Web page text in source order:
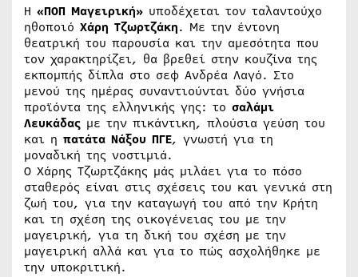
H «ΠΟΠ Μαγειρική» υποδέχεται τον ταλαντούχο
ηθοποιό Χάρη Τζωρτζάκη. Με την έντονη
θεατρική του παρουσία και την αμεσότητα που
τον χαρακτηρίζει, θα βρεθεί στην κουζίνα της
εκπομπής δίπλα στο σεφ Ανδρέα Λαγό. Στο
μενού της ημέρας συναντιούνται δύο γνήσια
προϊόντα της ελληνικής γης: το σαλάμι
Λευκάδας με την πικάντικη, πλούσια γεύση του
και η πατάτα Νάξου ΠΓΕ, γνωστή για τη
μοναδική της νοστιμιά.
Ο Χάρης Τζωρτζάκης μάς μιλάει για το πόσο
σταθερός είναι στις σχέσεις του και γενικά στη
ζωή του, για την καταγωγή του από την Κρήτη
και τη σχέση της οικογένειας του με την
μαγειρική, για τη δική του σχέση με την
μαγειρική αλλά και για το πώς ασχολήθηκε με
την υποκριτική.